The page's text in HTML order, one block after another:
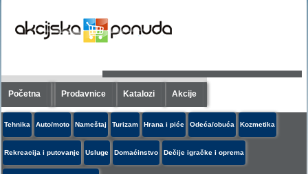
Početna Prodavnice Katalozi Akcije
Tehnika Auto/moto Nameštaj Turizam Hrana i piće Odeća/obuća Kozmetika
Rekreacija i putovanje Usluge Domaćinstvo Dečije igračke i oprema